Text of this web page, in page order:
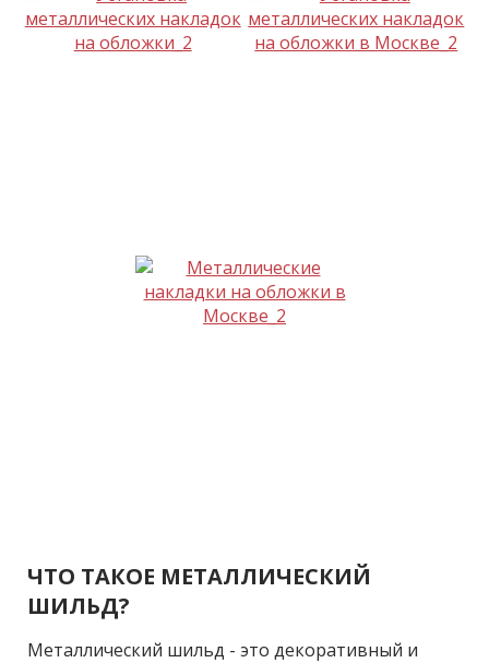
ЧТО ТАКОЕ МЕТАЛЛИЧЕСКИЙ
ШИЛЬД?
Металлический шильд - это декоративный и